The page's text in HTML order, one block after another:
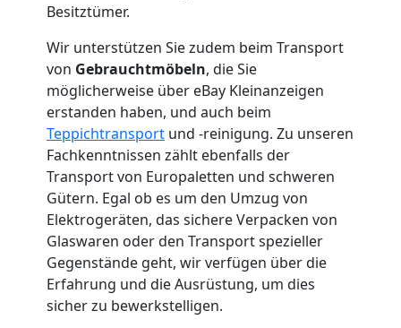
Besitztümer.
Wir unterstützen Sie zudem beim Transport
von Gebrauchtmöbeln, die Sie
möglicherweise über eBay Kleinanzeigen
erstanden haben, und auch beim
Teppichtransport und -reinigung. Zu unseren
Fachkenntnissen zählt ebenfalls der
Transport von Europaletten und schweren
Gütern. Egal ob es um den Umzug von
Elektrogeräten, das sichere Verpacken von
Glaswaren oder den Transport spezieller
Gegenstände geht, wir verfügen über die
Erfahrung und die Ausrüstung, um dies
sicher zu bewerkstelligen.
Mann
LKW
Wolfsberg
Kunsttransport
Wolfsberg